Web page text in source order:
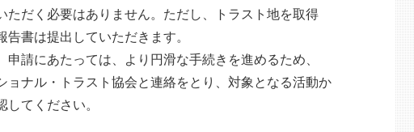
だく必要はありません。ただし、トラスト地を取得
書は提出していただきます。
請にあたっては、より円滑な手続きを進めるため、
ナル・トラスト協会と連絡をとり、対象となる活動か
てください。